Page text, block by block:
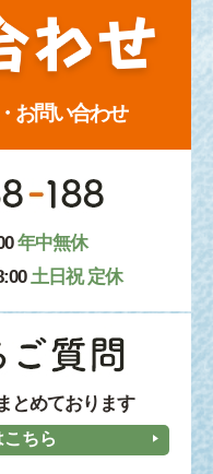
お問い合わせ
年中無休
土日祝 定休
とめております
ちら